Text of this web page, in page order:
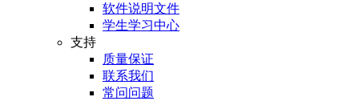
软件说明文件
学生学习中心
支持
质量保证
联系我们
常问问题